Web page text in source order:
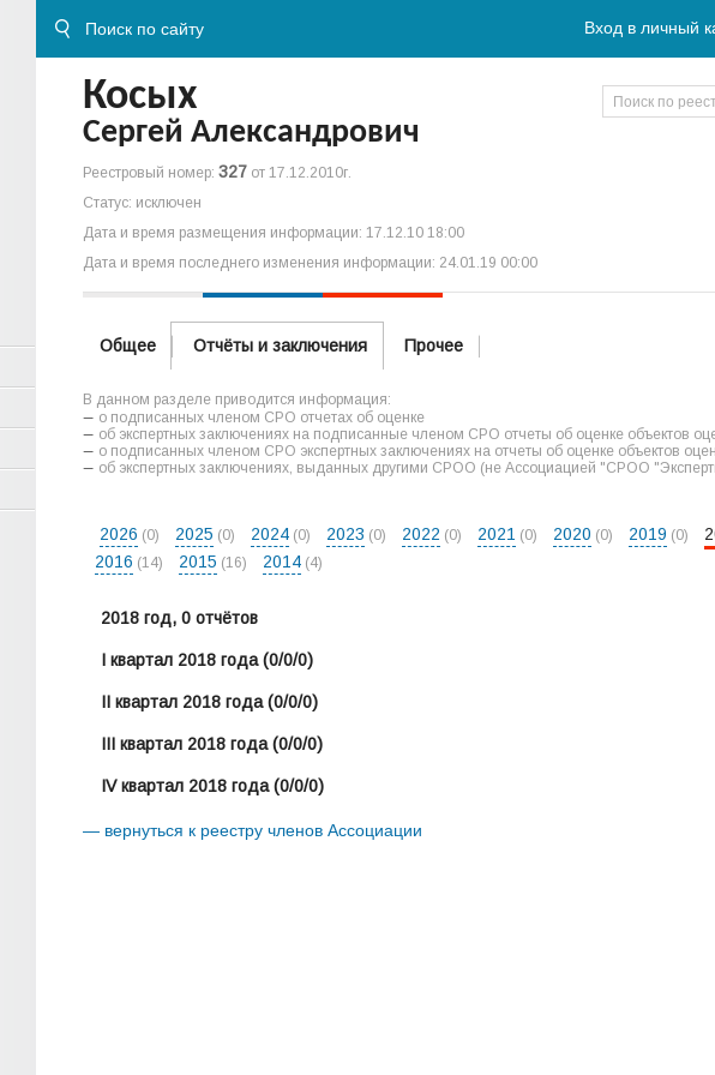
Вход в личный
Косых
Сергей Александрович
Реестровый номер: 327 от 17.12.2010г.
Статус: исключен
Дата и время размещения информации: 17.12.10 18:00
Дата и время последнего изменения информации: 24.01.19 00:00
Общее Отчёты и заключения Прочее
В данном разделе приводится информация:
о подписанных членом СРО отчетах об оценке
об экспертных заключениях на подписанные членом СРО отчеты об оценке объектов
о подписанных членом СРО экспертных заключениях на отчеты об оценке объектов
об экспертных заключениях, выданных другими СРОО (не Ассоциацией "СРОО
2026 (0) 2025 (0) 2024 (0) 2023 (0) 2022 (0) 2021 (0) 2020 (0) 2019 (0)
2016 (14) 2015 (16) 2014 (4)
2018 год, 0 отчётов
I квартал 2018 года(0/0/0)
II квартал 2018 года(0/0/0)
III квартал 2018 года(0/0/0)
IV квартал 2018 года(0/0/0)
— вернуться к реестру членов Ассоциации